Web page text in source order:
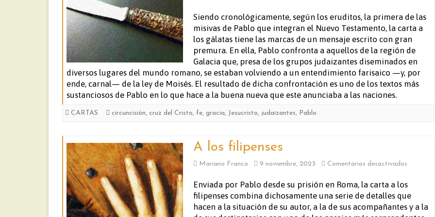
los
gálatas
Siendo cronológicamente, según los eruditos, la primera de las
misivas de Pablo que integran el Nuevo Testamento, la carta a
los gálatas tiene las marcas de un mensaje escrito con gran
premura. En ella, Pablo confronta a aquellos de la región de
Galacia que, presa de los grupos judaizantes diseminados en
diversos lugares del mundo romano, se estaban volviendo a un entendimiento farisaico —y, por
ende, carnal— de la ley de Moisés. El resultado de dicha confrontación es uno de los textos más
sustanciosos de Pablo en lo que hace a la buena nueva que este anunciaba a las naciones.
CARTAS circuncisión, cruz del Cristo, fe, gracia, Jesucristo, judaizantes, Pablo
A los filipenses
Mariano Franco 9 noviembre, 2023 Comentarios desactivados
los
filipenses
Enviada por Pablo desde su prisión en Roma, la carta a los
filipenses combina dichosamente una serie de detalles que
hacen a la situación de su autor, a la de sus acompañantes y a la